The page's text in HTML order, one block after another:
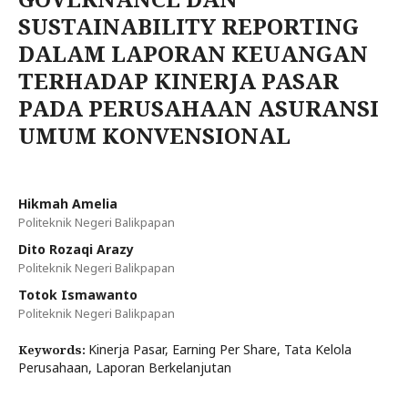
SUSTAINABILITY REPORTING
DALAM LAPORAN KEUANGAN
TERHADAP KINERJA PASAR
PADA PERUSAHAAN ASURANSI
UMUM KONVENSIONAL
Hikmah Amelia
Politeknik Negeri Balikpapan
Dito Rozaqi Arazy
Politeknik Negeri Balikpapan
Totok Ismawanto
Politeknik Negeri Balikpapan
Keywords: Kinerja Pasar, Earning Per Share, Tata Kelola
Perusahaan, Laporan Berkelanjutan